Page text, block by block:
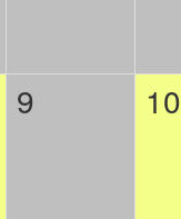
9 10